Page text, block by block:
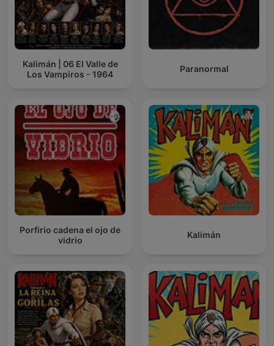
Kalimán | 06 El Valle de
Los Vampiros - 1964
Paranormal
Porfirio cadena el ojo de
vidrio
Kalimán